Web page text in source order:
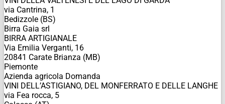
via Cantrina, 1
Bedizzole (BS)
Birra Gaia srl
BIRRA ARTIGIANALE
Via Emilia Verganti, 16
20841 Carate Brianza (MB)
Piemonte
Azienda agricola Domanda
VINI DELL’ASTIGIANO, DEL MONFERRATO E DELLE LANGHE
via Fea rocca, 5